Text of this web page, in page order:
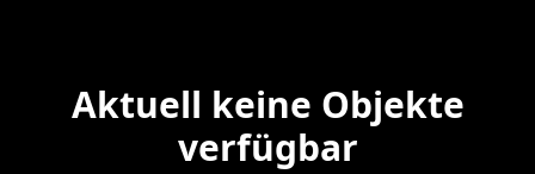
Aktuell keine Objekte
verfügbar